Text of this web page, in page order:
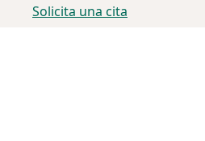
Solicita una cita